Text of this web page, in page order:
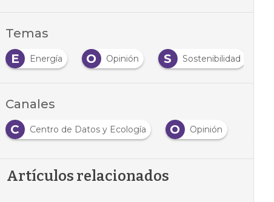
Temas
E Energía O Opinión S Sostenibilidad
Canales
C
Centro de Datos y Ecología O Opinión
Artículos relacionados